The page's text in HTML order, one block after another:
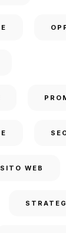
SITO WEB